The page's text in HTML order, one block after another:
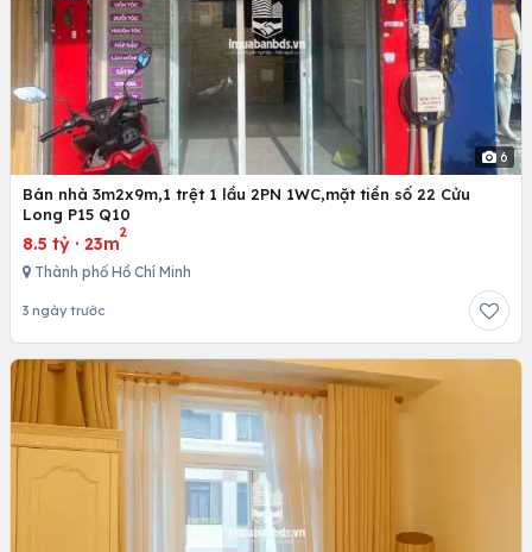
6
Bán nhà 3m2x9m,1 trệt 1 lầu 2PN 1WC,mặt tiền số 22 Cửu
Long P15 Q10
8.5 tỷ · 23m
2
Thành phố Hồ Chí Minh
3 ngày trước